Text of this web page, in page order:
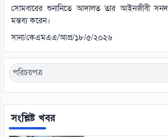
সোমবারের শুনানিতে আদালত তার আইনজীবী
মন্তব্য করেন।
সানা/কেএমএএ/আপ্র/১৮/৫/২০২৬
পরিচয়পত্র
সংশ্লিষ্ট খবর